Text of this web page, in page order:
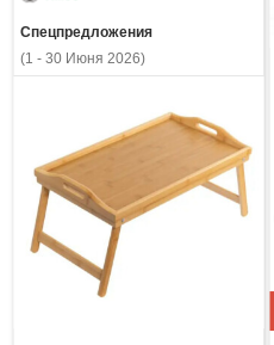
Спецпредложения
(1 - 30 Июня 2026)